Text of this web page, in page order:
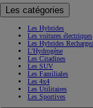
Les catégories
Les Hybrides
Les voitures électriques
Les Hybrides
L'Hydrogène
Les Citadines
Les SUV
Les Familiales
Les 4x4
Les Utilitaires
Les Sportives